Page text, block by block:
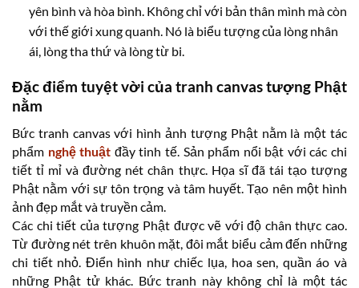
yên bình và hòa bình. Không chỉ với bản thân mình mà còn
với thế giới xung quanh. Nó là biểu tượng của lòng nhân
ái, lòng tha thứ và lòng từ bi.
Đặc điểm tuyệt vời của tranh canvas tượng Phật
nằm
Bức tranh canvas với hình ảnh tượng Phật nằm là một tác
phẩm nghệ thuật đầy tinh tế. Sản phẩm nổi bật với các chi
tiết tỉ mỉ và đường nét chân thực. Họa sĩ đã tái tạo tượng
Phật nằm với sự tôn trọng và tâm huyết. Tạo nên một hình
ảnh đẹp mắt và truyền cảm.
Các chi tiết của tượng Phật được vẽ với độ chân thực cao.
Từ đường nét trên khuôn mặt, đôi mắt biểu cảm đến những
chi tiết nhỏ. Điển hình như chiếc lụa, hoa sen, quần áo và
những Phật tử khác. Bức tranh này không chỉ là một tác